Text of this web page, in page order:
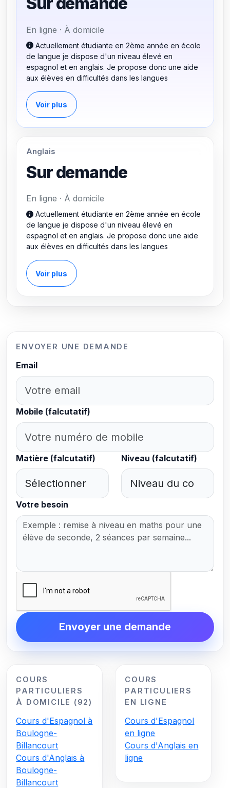
En ligne · À domicile
Actuellement étudiante en 2ème année en école
de langue je dispose d'un niveau élevé en
espagnol et en anglais. Je propose donc une aide
aux élèves en difficultés dans les langues
Voir plus
Anglais
Sur demande
En ligne · À domicile
Actuellement étudiante en 2ème année en école
de langue je dispose d'un niveau élevé en
espagnol et en anglais. Je propose donc une aide
aux élèves en difficultés dans les langues
Voir plus
ENVOYER UNE DEMANDE
Email
Mobile (falcutatif)
Matière (falcutatif) Niveau (falcutatif)
Votre besoin
Envoyer une demande
COURS
PARTICULIERS
À DOMICILE (92)
Cours d'Espagnol à
Boulogne-
Billancourt
Cours d'Anglais à
Boulogne-
Billancourt
COURS
PARTICULIERS
EN LIGNE
Cours d'Espagnol
en ligne
Cours d'Anglais en
ligne